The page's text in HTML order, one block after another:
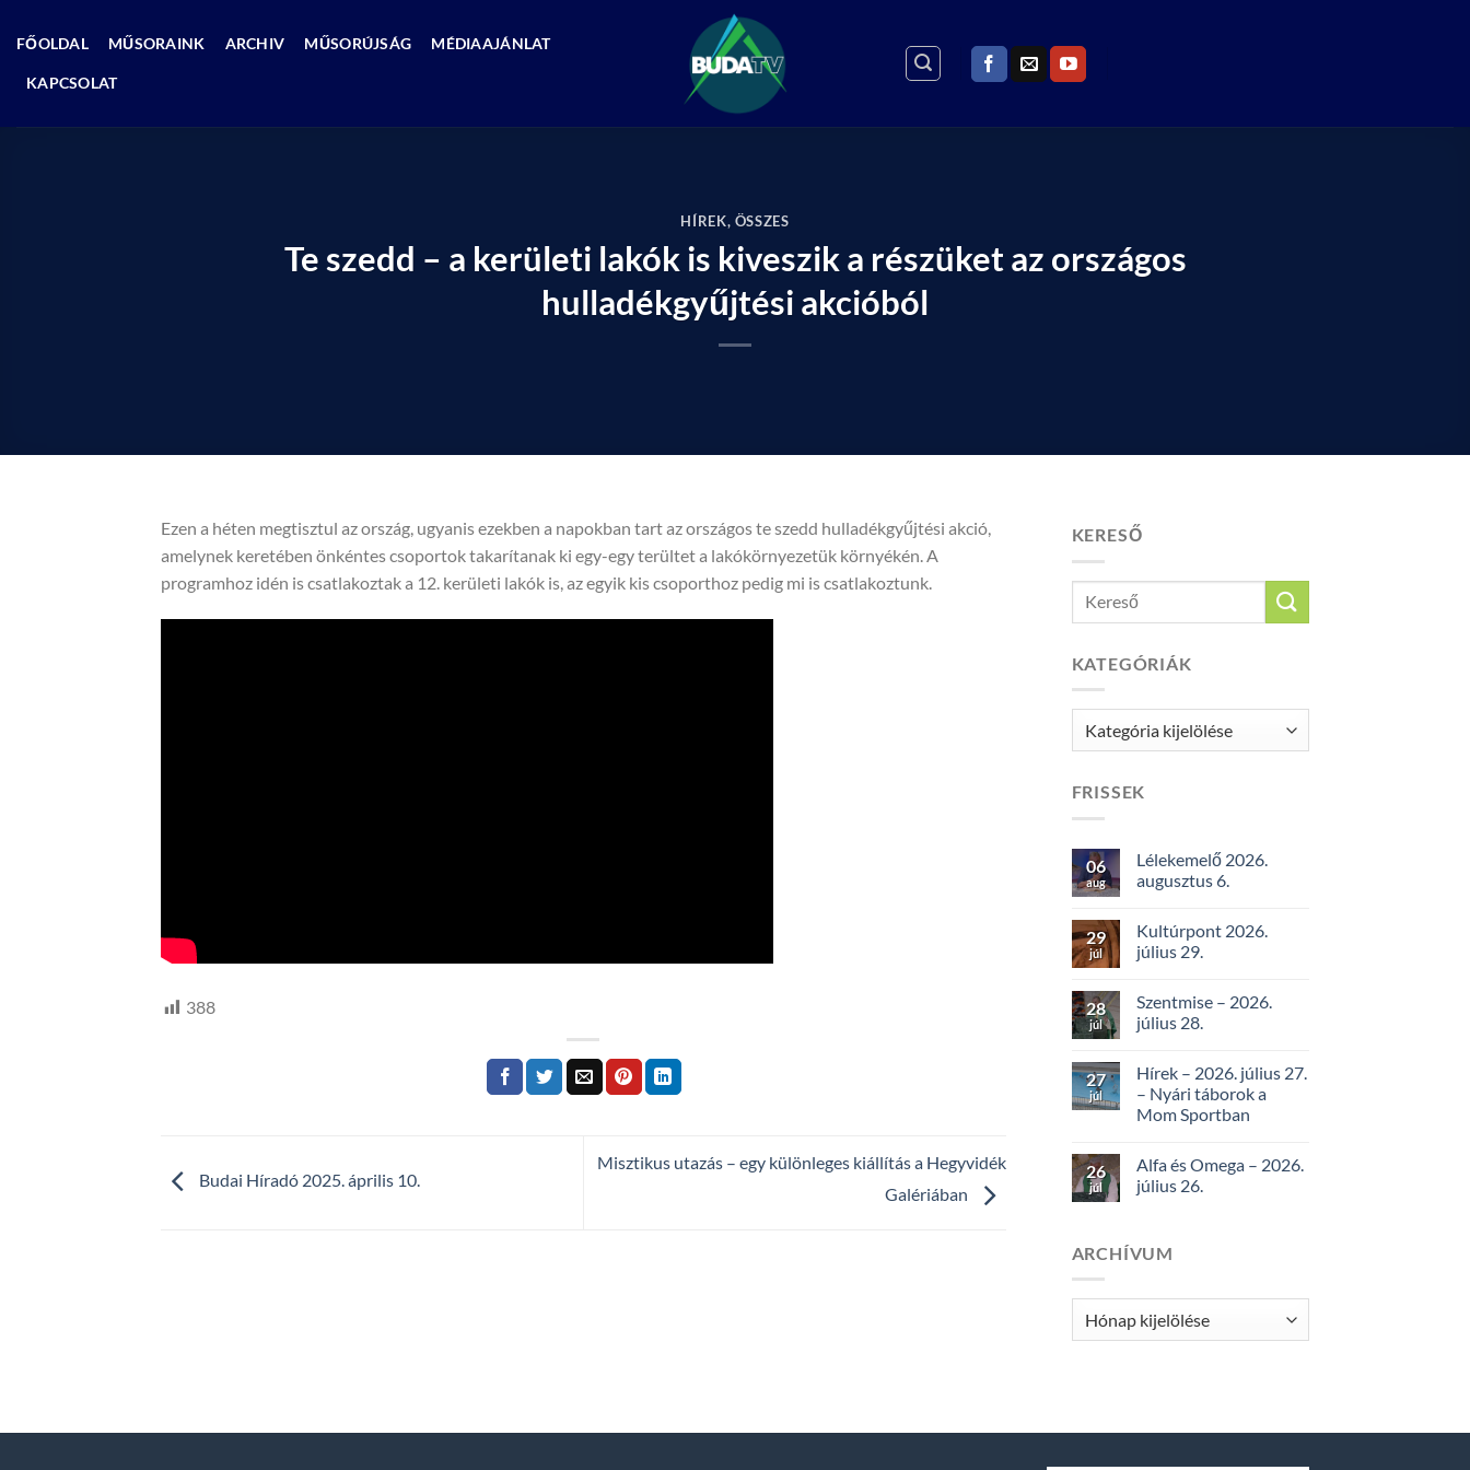
FŐOLDAL MŰSORAINK ARCHIV MŰSORÚJSÁG MÉDIAAJÁNLAT
KAPCSOLAT
HÍREK, ÖSSZES
Te szedd – a kerületi lakók is kiveszik a részüket az országos
hulladékgyűjtési akcióból
Ezen a héten megtisztul az ország, ugyanis ezekben a napokban tart az országos te szedd hulladékgyűjtési akció,
amelynek keretében önkéntes csoportok takarítanak ki egy-egy terültet a lakókörnyezetük környékén. A
programhoz idén is csatlakoztak a 12. kerületi lakók is, az egyik kis csoporthoz pedig mi is csatlakoztunk.
388
Budai Híradó 2025. április 10.
Misztikus utazás – egy különleges kiállítás a Hegyvidék
Galériában
KERESŐ
KATEGÓRIÁK
Kategóriák
FRISSEK
06
aug
Lélekemelő 2026.
augusztus 6.
29
júl
Kultúrpont 2026.
július 29.
28
júl
Szentmise – 2026.
július 28.
27
júl
Hírek – 2026. július 27.
– Nyári táborok a
Mom Sportban
26
júl
Alfa és Omega – 2026.
július 26.
ARCHÍVUM
Archívum